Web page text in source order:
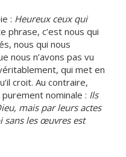
: Heureux ceux qui
phrase, c’est nous qui
nous qui nous
nous n’avons pas vu
qui met en
croit. Au contraire,
nominale : Ils
mais par leurs actes
sans les œuvres est